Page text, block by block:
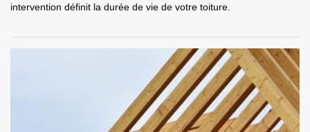
intervention définit la durée de vie de votre toiture.